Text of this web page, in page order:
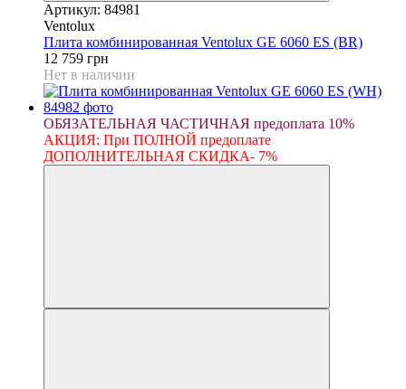
Артикул: 84981
Ventolux
Плита комбинированная Ventolux GE 6060 ES (BR)
12 759 грн
Нет в наличии
ОБЯЗАТЕЛЬНАЯ ЧАСТИЧНАЯ предоплата 10%
АКЦИЯ: При ПОЛНОЙ предоплате
ДОПОЛНИТЕЛЬНАЯ СКИДКА- 7%